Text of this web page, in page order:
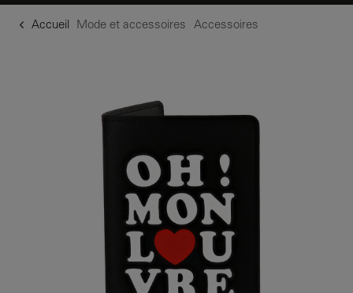
Accueil Mode et accessoires Accessoires